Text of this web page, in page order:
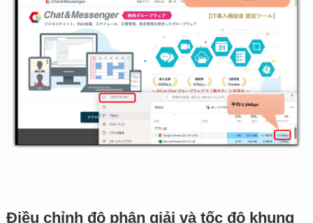
Điều chỉnh độ phân giải và tốc độ khung